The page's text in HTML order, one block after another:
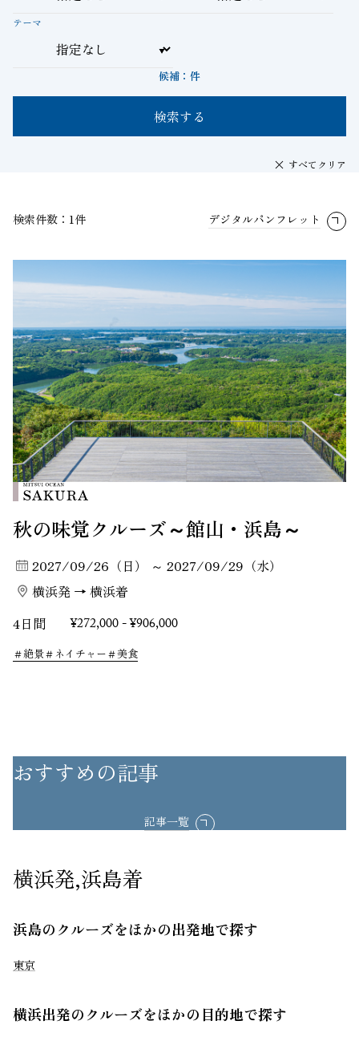
テーマ
候補： 件
検索する
すべてクリア
検索件数：1件 デジタルパンフレット
秋の味覚クルーズ～館山・浜島～
2027/09/26（日） ～ 2027/09/29（水）
横浜発 → 横浜着
4日間
¥272,000 - ¥906,000
絶景 ネイチャー 美食
おすすめの記事
記事一覧
横浜発,浜島着
浜島のクルーズをほかの出発地で探す
東京
横浜出発のクルーズをほかの目的地で探す